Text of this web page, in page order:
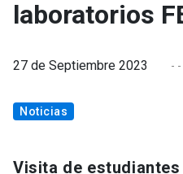
laboratorios
27 de Septiembre 2023
Noticias
Visita de